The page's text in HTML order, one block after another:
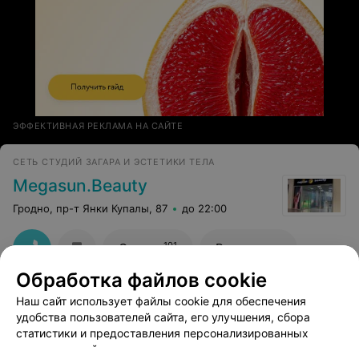
ЭФФЕКТИВНАЯ РЕКЛАМА НА САЙТЕ
СЕТЬ СТУДИЙ ЗАГАРА И ЭСТЕТИКИ ТЕЛА
Megasun.Beauty
Гродно, пр-т Янки Купалы, 87 до 22:00
Отзывы101 Все адреса
Обработка файлов cookie
Наш сайт использует файлы cookie для обеспечения
удобства пользователей сайта, его улучшения, сбора
статистики и предоставления персонализированных